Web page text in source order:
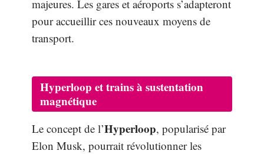
majeures. Les gares et aéroports s’adapteront
pour accueillir ces nouveaux moyens de
transport.
Hyperloop et trains à sustentation
magnétique
Le concept de l’Hyperloop, popularisé par
Elon Musk, pourrait révolutionner les